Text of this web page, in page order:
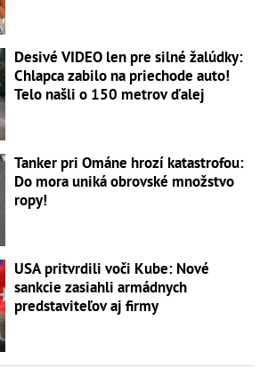
Desivé VIDEO len pre silné žalúdky:
Chlapca zabilo na priechode auto!
Telo našli o 150 metrov ďalej
Tanker pri Ománe hrozí katastrofou:
Do mora uniká obrovské množstvo
ropy!
USA pritvrdili voči Kube: Nové
sankcie zasiahli armádnych
predstaviteľov aj firmy